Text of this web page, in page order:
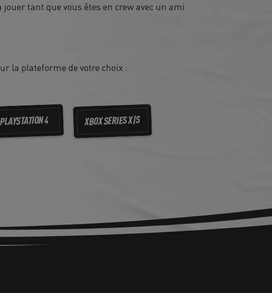
tant que vous êtes en crew avec un ami
la plateforme de votre choix :
PLAYSTATION 4 XBOX SERIES X|S